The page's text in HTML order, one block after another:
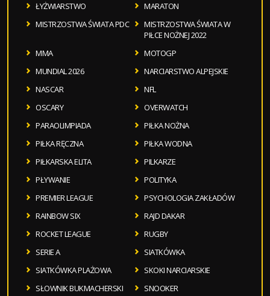
ŁYŻWIARSTWO
MARATON
MISTRZOSTWA ŚWIATA PDC
MISTRZOSTWA ŚWIATA W
PIŁCE NOŻNEJ 2022
MMA
MOTOGP
MUNDIAL 2026
NARCIARSTWO ALPEJSKIE
NASCAR
NFL
OSCARY
OVERWATCH
PARAOLIMPIADA
PIŁKA NOŻNA
PIŁKA RĘCZNA
PIŁKA WODNA
PIŁKARSKA ELITA
PILKARZE
PŁYWANIE
POLITYKA
PREMIER LEAGUE
PSYCHOLOGIA ZAKŁADÓW
RAINBOW SIX
RAJD DAKAR
ROCKET LEAGUE
RUGBY
SERIE A
SIATKÓWKA
SIATKÓWKA PLAŻOWA
SKOKI NARCIARSKIE
SŁOWNIK BUKMACHERSKI
SNOOKER